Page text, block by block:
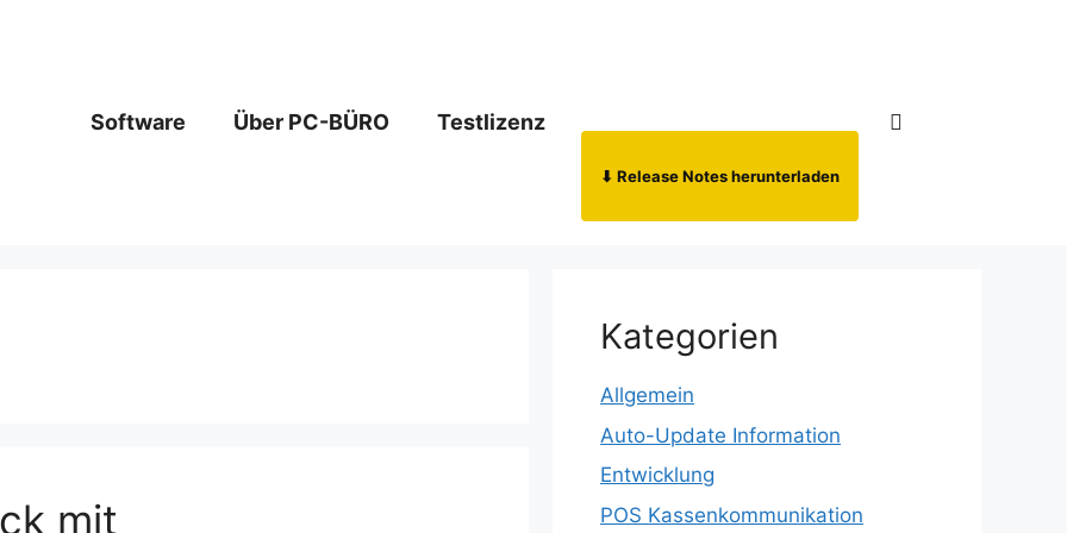
Software Über PC-BÜRO Testlizenz
⬇ Release Notes herunterladen
mit
Kategorien
Allgemein
Auto-Update Information
Entwicklung
POS Kassenkommunikation